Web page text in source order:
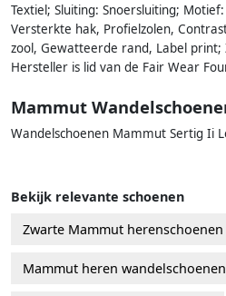
Textiel; Sluiting: Snoersluiting;
Versterkte hak, Profielzolen,
zool, Gewatteerde rand, Label
Hersteller is lid van de Fair Wear
Mammut
Wandelschoenen Mammut Sertig Ii
Bekijk relevante schoenen
Zwarte Mammut herenschoenen
Mammut heren wandelschoenen